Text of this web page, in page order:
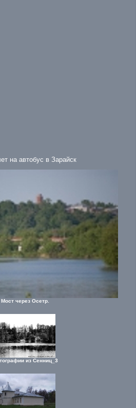
на автобус в Зарайск
Мост через Осетр.
из Сенниц_3